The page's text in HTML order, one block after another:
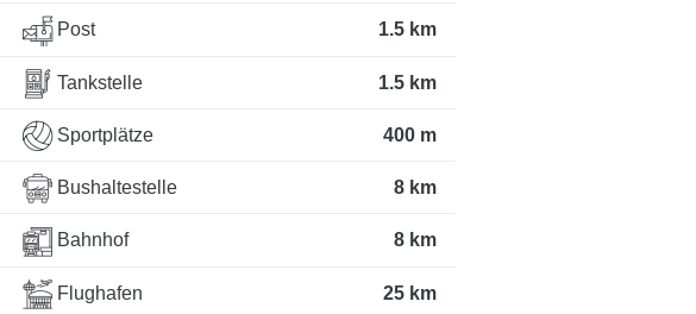
Post 1.5 km
Tankstelle 1.5 km
Sportplätze 400 m
Bushaltestelle 8 km
Bahnhof 8 km
Flughafen 25 km